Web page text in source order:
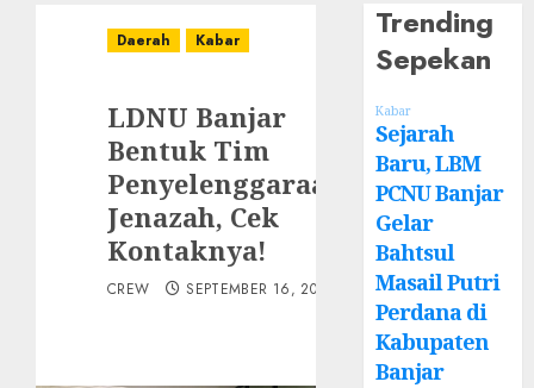
Daerah Kabar
LDNU Banjar
Bentuk Tim
Penyelenggaraan
Jenazah, Cek
Kontaknya!
CREW SEPTEMBER 16, 2022
Trending
Sepekan
Kabar
Sejarah
Baru, LBM
PCNU Banjar
Gelar
Bahtsul
Masail Putri
Perdana di
Kabupaten
Banjar